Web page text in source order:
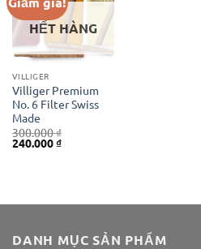
HẾT HÀNG
VILLIGER
Villiger Premium
No. 6 Filter Swiss
Made
300.000₫
Giá
gốc
240.000₫Giá
DANH MỤC SẢN PHẨM